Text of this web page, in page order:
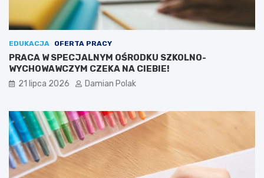
EDUKACJA OFERTA PRACY
PRACA W SPECJALNYM OŚRODKU SZKOLNO-
WYCHOWAWCZYM CZEKA NA CIEBIE!
21 lipca 2026 Damian Polak